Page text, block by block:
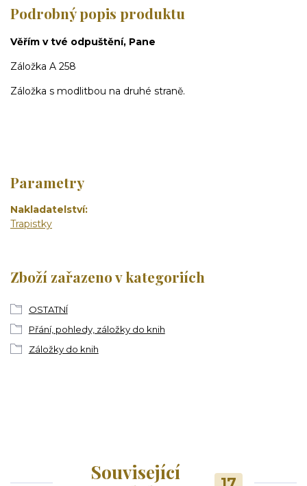
Podrobný popis produktu
Věřím v tvé odpuštění, Pane
Záložka A 258
Záložka s modlitbou na druhé straně.
Parametry
Nakladatelství
Trapistky
Zboží zařazeno v kategoriích
OSTATNÍ
Přání, pohledy, záložky do knih
Záložky do knih
Související